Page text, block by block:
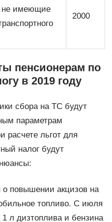
не имеющие
2000
пенсионерам по
в 2019 году
сбора на ТС будут
параметрам
расчете льгот для
налог будут
о повышении акцизов на
топливо. С июля
1 л дизтоплива и бензина